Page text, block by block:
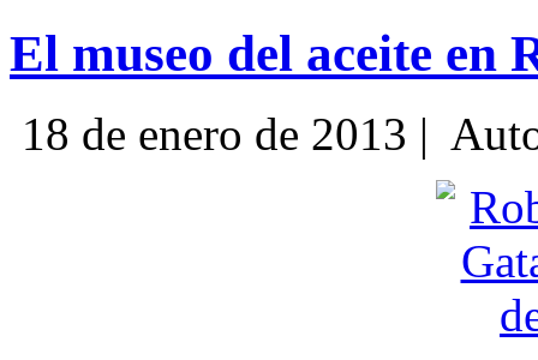
El museo del aceite en
18 de enero de 2013 |